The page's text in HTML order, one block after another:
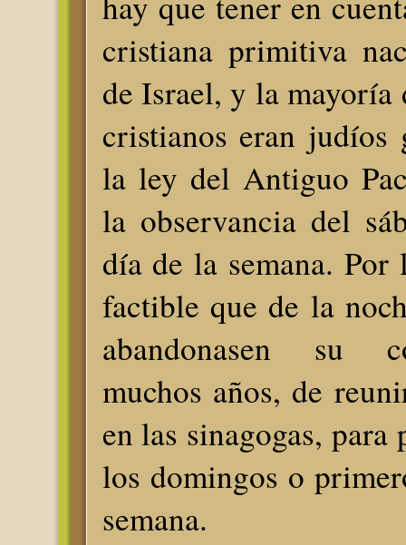
cristiana primitiva
de Israel, y la mayoría
cristianos eran judíos
la ley del Antiguo
la observancia del
día de la semana.
factible que de la
abandonasen su
muchos años, de
en las sinagogas, para
los domingos o
semana.